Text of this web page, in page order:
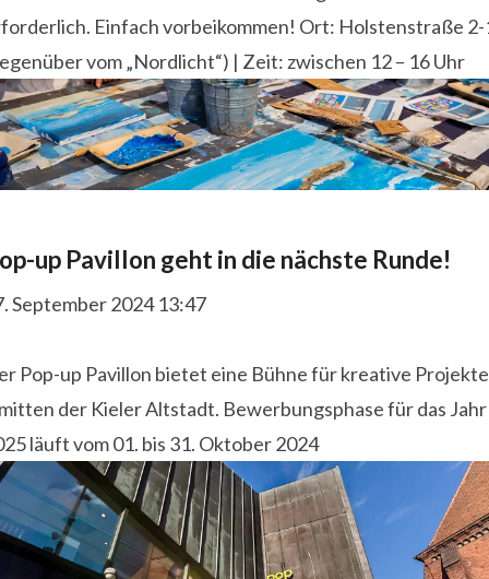
Einfach vorbeikommen! Ort: Holstenstraße 2-
vom „Nordlicht“) | Zeit: zwischen 12 – 16 Uhr
up Pavillon geht in die nächste Runde!
September 2024 13:47
Pop-up Pavillon bietet eine Bühne für kreative Projekte
der Kieler Altstadt. Bewerbungsphase für das Jahr
läuft vom 01. bis 31. Oktober 2024